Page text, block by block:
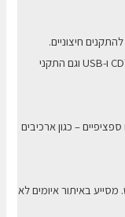
חיצוניים.
מאפשרת חסימה מיידית של מדיה דוגמת CD's, DVD's ו-USB וגם התקני
– כגון ארכיבים
באיתור איומים לא